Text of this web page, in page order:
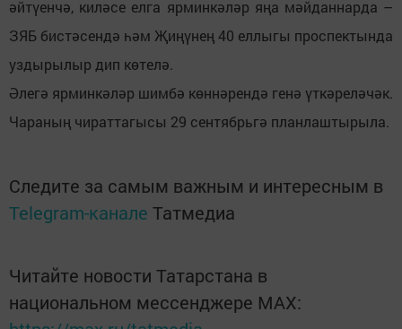
әйтүенчә, киләсе елга ярминкәләр яңа мәйданнарда –
ЗЯБ бистәсендә һәм Җиңүнең 40 еллыгы проспектында
уздырылыр дип көтелә.
Әлегә ярминкәләр шимбә көннәрендә генә үткәреләчәк.
Чараның чираттагысы 29 сентябрьгә планлаштырыла.
Следите за самым важным и интересным в
Telegram-канале Татмедиа
Читайте новости Татарстана в
национальном мессенджере MАХ: